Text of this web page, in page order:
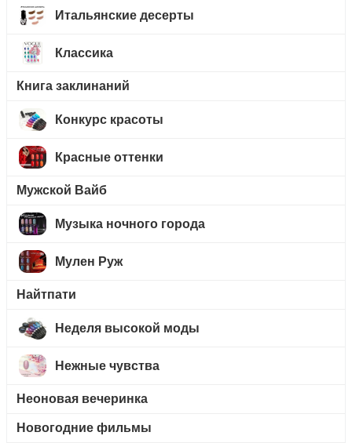
Итальянские десерты
Классика
Книга заклинаний
Конкурс красоты
Красные оттенки
Мужской Вайб
Музыка ночного города
Мулен Руж
Найтпати
Неделя высокой моды
Нежные чувства
Неоновая вечеринка
Новогодние фильмы